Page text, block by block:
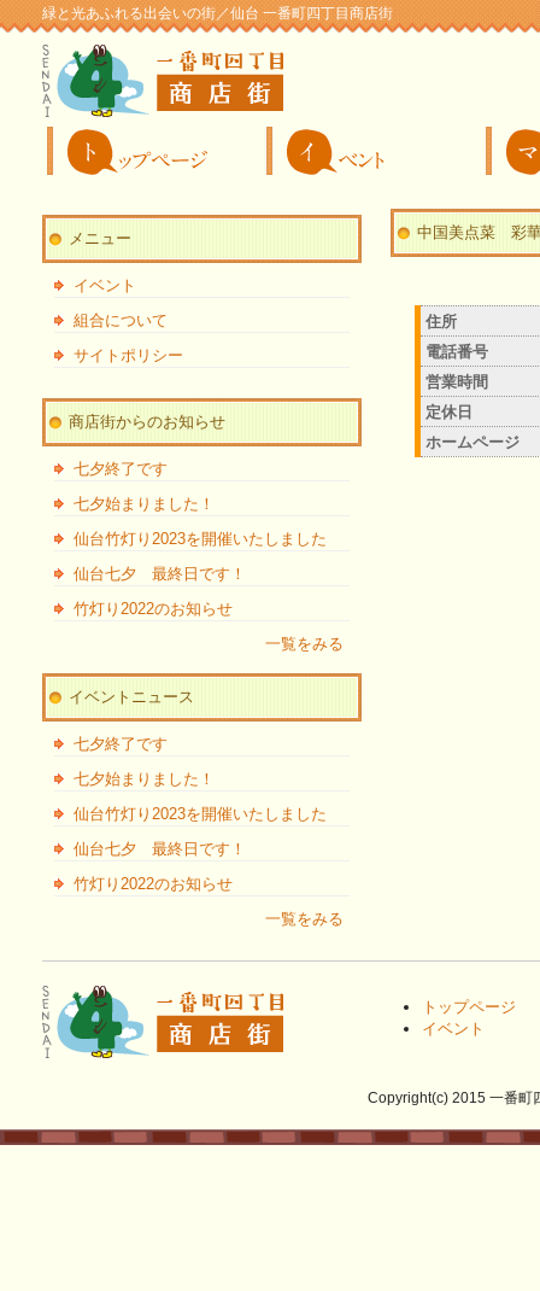
緑と光あふれる出会いの街／仙台 一番町四丁目商店街
中国美点菜 彩
住所
電話番号
営業時間
定休日
ホームページ
メニュー
イベント
組合について
サイトポリシー
商店街からのお知らせ
七夕終了です
七夕始まりました！
仙台竹灯り2023を開催いたしました
仙台七夕 最終日です！
竹灯り2022のお知らせ
一覧をみる
イベントニュース
七夕終了です
七夕始まりました！
仙台竹灯り2023を開催いたしました
仙台七夕 最終日です！
竹灯り2022のお知らせ
一覧をみる
トップページ
イベント
Copyright(c) 2015 一番町